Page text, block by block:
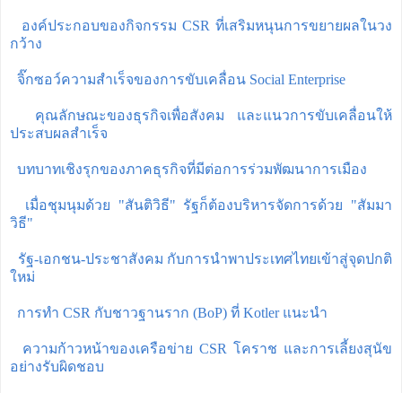
องค์ประกอบของกิจกรรม CSR ที่เสริมหนุนการขยายผลในวง
กว้าง
จิ๊กซอว์ความสำเร็จของการขับเคลื่อน Social Enterprise
คุณลักษณะของธุรกิจเพื่อสังคม และแนวการขับเคลื่อนให้
ประสบผลสำเร็จ
บทบาทเชิงรุกของภาคธุรกิจที่มีต่อการร่วมพัฒนาการเมือง
เมื่อชุมนุมด้วย "สันติวิธี" รัฐก็ต้องบริหารจัดการด้วย "สัมมา
วิธี"
รัฐ-เอกชน-ประชาสังคม กับการนำพาประเทศไทยเข้าสู่จุดปกติ
ใหม่
การทำ CSR กับชาวฐานราก (BoP) ที่ Kotler แนะนำ
ความก้าวหน้าของเครือข่าย CSR โคราช และการเลี้ยงสุนัข
อย่างรับผิดชอบ